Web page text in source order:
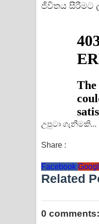
ජීවිතය සීරීමට
උපුටා ගැනීමකි...
Share :
Facebook
Related
0 comments: